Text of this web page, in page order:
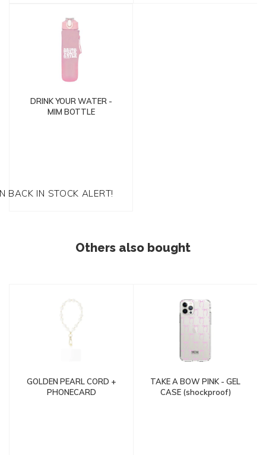
DRINK YOUR WATER -
MIM BOTTLE
BACK IN STOCK ALERT!
Others also bought
GOLDEN PEARL CORD +
PHONECARD
TAKE A BOW PINK - GEL
CASE (shockproof)